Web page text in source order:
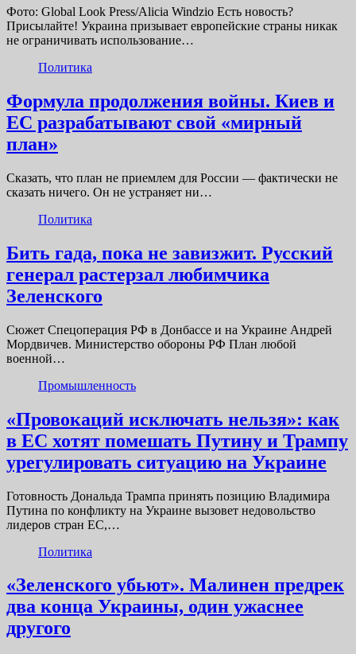
Фото: Global Look Press/Alicia Windzio Есть новость?
Присылайте! Украина призывает европейские страны никак
не ограничивать использование…
Политика
Формула продолжения войны. Киев и
ЕС разрабатывают свой «мирный
план»
Сказать, что план не приемлем для России — фактически не
сказать ничего. Он не устраняет ни…
Политика
Бить гада, пока не завизжит. Русский
генерал растерзал любимчика
Зеленского
Сюжет Спецоперация РФ в Донбассе и на Украине Андрей
Мордвичев. Министерство обороны РФ План любой
военной…
Промышленность
«Провокаций исключать нельзя»: как
в ЕС хотят помешать Путину и Трампу
урегулировать ситуацию на Украине
Готовность Дональда Трампа принять позицию Владимира
Путина по конфликту на Украине вызовет недовольство
лидеров стран ЕС,…
Политика
«Зеленского убьют». Малинен предрек
два конца Украины, один ужаснее
другого